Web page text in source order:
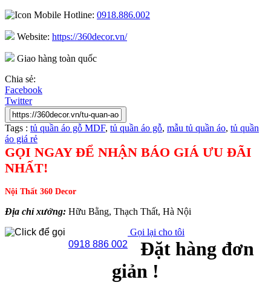
Hotline: 0918.886.002
Website: https://360decor.vn/
Giao hàng toàn quốc
Chia sẻ:
Facebook
Twitter
Tags : tủ quần áo gỗ MDF, tủ quần áo gỗ, mẫu tủ quần áo, tủ quần
áo giá rẻ
GỌI NGAY ĐỂ NHẬN BÁO GIÁ ƯU ĐÃI
NHẤT!
Nội Thất 360 Decor
Địa chỉ xưởng: Hữu Bằng, Thạch Thất, Hà Nội
0918 886 002
Gọi lại cho tôi
Đặt hàng đơn
giản !